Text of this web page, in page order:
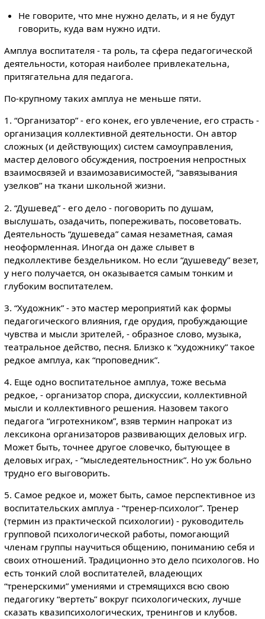
Не говорите, что мне нужно делать, и я не будут
говорить, куда вам нужно идти.
Амплуа воспитателя - та роль, та сфера педагогической
деятельности, которая наиболее привлекательна,
притягательна для педагога.
По-крупному таких амплуа не меньше пяти.
1. “Организатор” - его конек, его увлечение, его страсть -
организация коллективной деятельности. Он автор
сложных (и действующих) систем самоуправления,
мастер делового обсуждения, построения непростных
взаимосвязей и взаимозависимостей, “завязывания
узелков” на ткани школьной жизни.
2. “Душевед” - его дело - поговорить по душам,
выслушать, озадачить, попереживать, посоветовать.
Деятельность “душеведа” самая незаметная, самая
неоформленная. Иногда он даже слывет в
педколлективе бездельником. Но если “душеведу” везет,
у него получается, он оказывается самым тонким и
глубоким воспитателем.
3. “Художник” - это мастер мероприятий как формы
педагогического влияния, где орудия, пробуждающие
чувства и мысли зрителей, - образное слово, музыка,
театральное действо, песня. Близко к “художнику” такое
редкое амплуа, как “проповедник”.
4. Еще одно воспитательное амплуа, тоже весьма
редкое, - организатор спора, дискуссии, коллективной
мысли и коллективного решения. Назовем такого
педагога “игротехником”, взяв термин напрокат из
лексикона организаторов развивающих деловых игр.
Может быть, точнее другое словечко, бытующее в
деловых играх, - “мыследеятельностник”. Но уж больно
трудно его выговорить.
5. Самое редкое и, может быть, самое перспективное из
воспитательских амплуа - “тренер-психолог”. Тренер
(термин из практической психологии) - руководитель
групповой психологической работы, помогающий
членам группы научиться общению, пониманию себя и
своих отношений. Традиционно это дело психологов. Но
есть тонкий слой воспитателей, владеющих
“тренерскими” умениями и стремящихся всю свою
педагогику “вертеть” вокруг психологических, лучше
сказать квазипсихологических, тренингов и клубов.